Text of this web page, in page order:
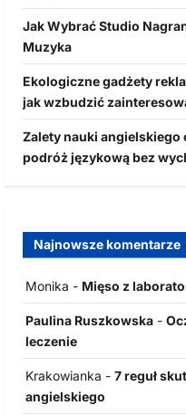
Jak Wybrać Studio
Muzyka
Ekologiczne gadżety
jak wzbudzić
Zalety nauki
podróż językową bez
Najnowsze komentarze
Monika - Mięso z
Paulina Ruszkowska-
leczenie
Krakowianka - 7 reguł
angielskiego